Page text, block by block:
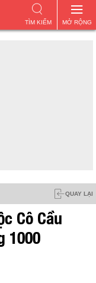
MỞ RỘNG
TÌM KIẾM
QUAY LẠI
Cô Cầu
1000